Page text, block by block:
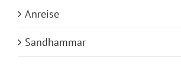
Anreise
Sandhammar